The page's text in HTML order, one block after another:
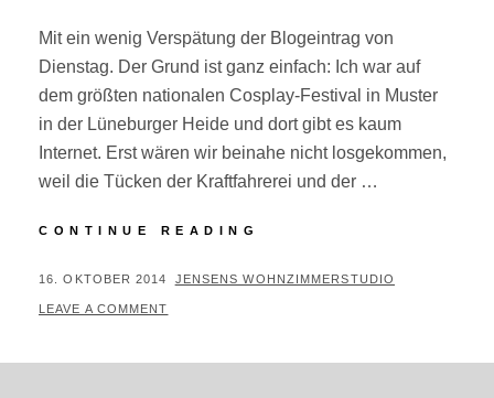
Mit ein wenig Verspätung der Blogeintrag von
Dienstag. Der Grund ist ganz einfach: Ich war auf
dem größten nationalen Cosplay-Festival in Muster
in der Lüneburger Heide und dort gibt es kaum
Internet. Erst wären wir beinahe nicht losgekommen,
weil die Tücken der Kraftfahrerei und der …
CONTINUE READING
POSTED
ON
16. OKTOBER 2014 BY
JENSENS WOHNZIMMERSTUDIO
LEAVE A COMMENT